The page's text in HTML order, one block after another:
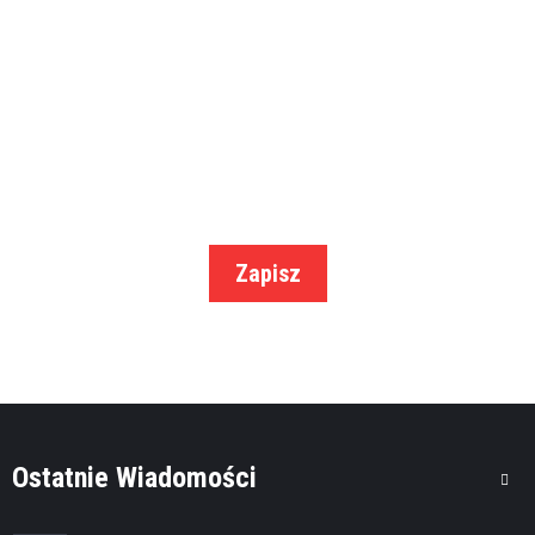
bezpłatnie zmień swój kredyt na tańszy!
Szybkie pożyczki przez Internet Bez
Zapisz
Ostatnie Wiadomości